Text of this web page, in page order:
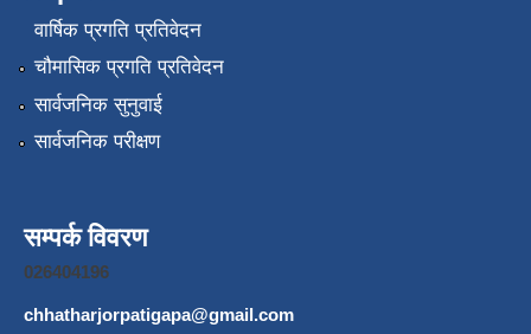
वार्षिक प्रगति प्रतिवेदन
चौमासिक प्रगति प्रतिवेदन
सार्वजनिक सुनुवाई
सार्वजनिक परीक्षण
सम्पर्क विवरण
026404196
chhatharjorpatigapa@gmail.com